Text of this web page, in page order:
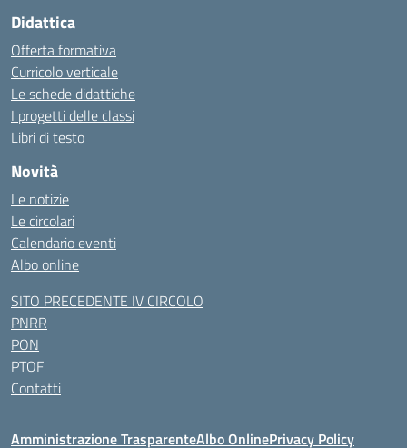
Didattica
Offerta formativa
Curricolo verticale
Le schede didattiche
I progetti delle classi
Libri di testo
Novità
Le notizie
Le circolari
Calendario eventi
Albo online
SITO PRECEDENTE IV CIRCOLO
PNRR
PON
PTOF
Contatti
Amministrazione TrasparenteAlbo OnlinePrivacy Policy